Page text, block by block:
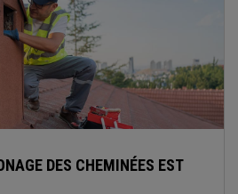
DES CHEMINÉES EST